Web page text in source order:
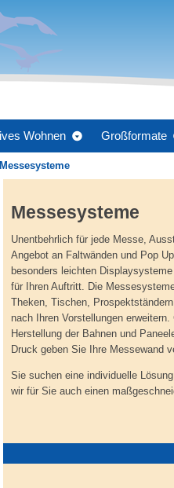
Wohnen Großformate
Messesysteme
Messesysteme
Unentbehrlich für jede Messe,
Angebot an Faltwänden und Pop
besonders leichten
für Ihren Auftritt. Die
Theken, Tischen,
nach Ihren Vorstellungen
Herstellung der Bahnen und
Druck geben Sie Ihre Messewand
Sie suchen eine individuelle
wir für Sie auch einen